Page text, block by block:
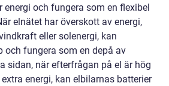
energi och fungera som en flexibel
elnätet har överskott av energi,
eller solenergi, kan
och fungera som en depå av
sidan, när efterfrågan på el är hög
energi, kan elbilarnas batterier